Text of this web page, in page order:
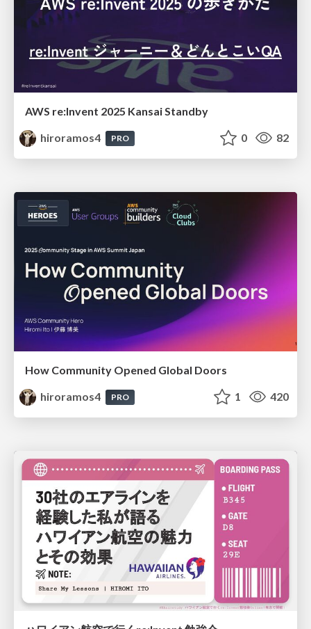
AWS re:Invent 2025 Kansai Standby
hiroramos4
PRO 0 82
How Community Opened Global Doors
hiroramos4
PRO 1 420